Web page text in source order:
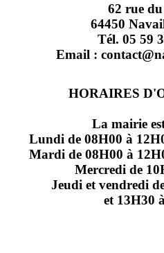
62 rue
64450
Tél. 05 59
Email :
HORAIRES
La mairie
Lundi de 08H00 à
Mardi de 08H00 à
Mercredi de
Jeudi et vendredi
et 13H30